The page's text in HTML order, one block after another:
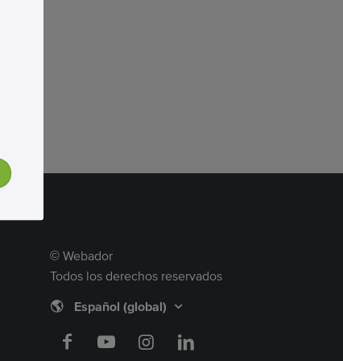
© Webador
Todos los derechos reservados
🌎
Español (global)